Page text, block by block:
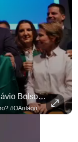
O Que Você Achou Da Escolha De Flávio Bolsonaro? #OAntagonista
O que você achou da escolha de Flávio Bolsonaro? #OAntagonista Se você busca informação com credibilidade, inscreva-se agora e ative o